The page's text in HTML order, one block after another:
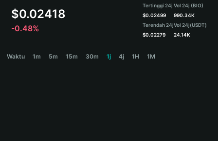
Español
Español (Argentina)
$0.02418
-0.48%
Tertinggi 24j
$0.02499
Terendah 24j
$0.02279
Vol 24j (BIO)
990.34K
Vol 24j(USDT)
24.14K
Waktu 1m 5m 15m 30m 1j 4j 1H 1M